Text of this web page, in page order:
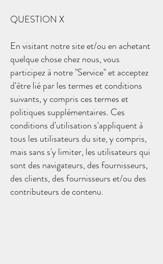
QUESTION X
En visitant notre site et/ou en achetant
quelque chose chez nous, vous
participez à notre "Service" et acceptez
d'être lié par les termes et conditions
suivants, y compris ces termes et
politiques supplémentaires. Ces
conditions d'utilisation s'appliquent à
tous les utilisateurs du site, y compris,
mais sans s'y limiter, les utilisateurs qui
sont des navigateurs, des fournisseurs,
des clients, des fournisseurs et/ou des
contributeurs de contenu.